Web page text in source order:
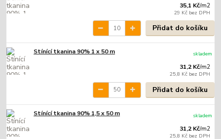
35,1 Kč/m2
29 Kč bez DPH
Přidat do košíku
Stínící tkanina 90% 1 x 50 m
31,2 Kč/m2
25,8 Kč bez DPH
skladem
Přidat do košíku
Stínící tkanina 90% 1,5 x 50 m
31,2 Kč/m2
25,8 Kč bez DPH
skladem